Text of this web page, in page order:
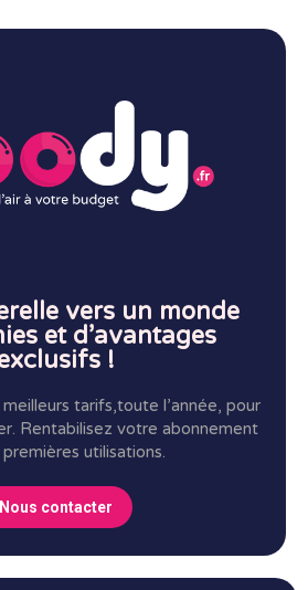
vers un monde
et d’avantages
!
tarifs,toute l’année, pour
Rentabilisez votre abonnement
utilisations.
Nous contacter